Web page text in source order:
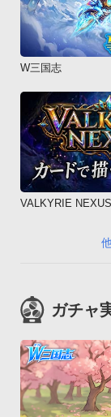
W三国志
VALKYRIE
ガチャ